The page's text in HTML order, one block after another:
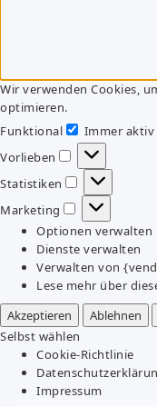
Wir verwenden Cookies,
optimieren.
Funktional
Funktional
Immer aktiv
Vorlieben
Vorlieben
Statistiken
Statistiken
Marketing
Marketing
Optionen verwalten
Dienste verwalten
Verwalten von
Lese mehr über
Akzeptieren
Ablehnen
Selbst wählen
Cookie-Richtlinie
Impressum